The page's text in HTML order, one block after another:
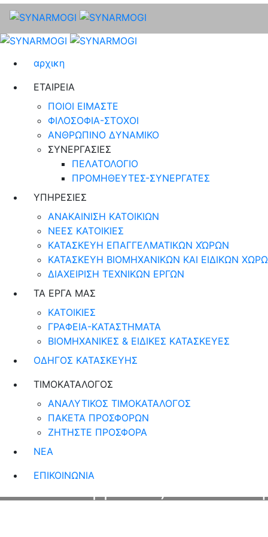
αρχικη
ΕΤΑΙΡΕΙΑ
ΠΟΙΟΙ ΕΙΜΑΣΤΕ
ΦΙΛΟΣΟΦΙΑ-ΣΤΟΧΟΙ
ΑΝΘΡΩΠΙΝΟ ΔΥΝΑΜΙΚΟ
ΣΥΝΕΡΓΑΣΙΕΣ
ΠΕΛΑΤΟΛΟΓΙΟ
ΠΡΟΜΗΘΕΥΤΕΣ-ΣΥΝΕΡΓΑΤΕΣ
ΥΠΗΡΕΣΙΕΣ
ΑΝΑΚΑΙΝΙΣΗ ΚΑΤΟΙΚΙΩΝ
ΝΕΕΣ ΚΑΤΟΙΚΙΕΣ
ΚΑΤΑΣΚΕΥΗ ΕΠΑΓΓΕΛΜΑΤΙΚΩΝ ΧΏΡΩΝ
ΚΑΤΑΣΚΕΥΗ ΒΙΟΜΗΧΑΝΙΚΩΝ ΚΑΙ ΕΙΔΙΚΩΝ
ΔΙΑΧΕΙΡΙΣΗ ΤΕΧΝΙΚΩΝ ΕΡΓΩΝ
ΤΑ ΕΡΓΑ ΜΑΣ
ΚΑΤΟΙΚΙΕΣ
ΓΡΑΦΕΙΑ-ΚΑΤΑΣΤΗΜΑΤΑ
ΒΙΟΜΗΧΑΝΙΚΕΣ & ΕΙΔΙΚΕΣ ΚΑΤΑΣΚΕΥΕΣ
ΟΔΗΓΟΣ ΚΑΤΑΣΚΕΥΗΣ
ΤΙΜΟΚΑΤΑΛΟΓΟΣ
ΑΝΑΛΥΤΙΚΟΣ ΤΙΜΟΚΑΤΑΛΟΓΟΣ
ΠΑΚΕΤΑ ΠΡΟΣΦΟΡΩΝ
ΖΗΤΗΣΤΕ ΠΡΟΣΦΟΡΑ
ΝΕΑ
ΕΠΙΚΟΙΝΩΝΙΑ